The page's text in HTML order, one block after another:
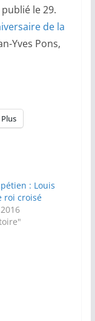
le 29.
de la
Yves Pons,
Plus
: Louis
roi croisé